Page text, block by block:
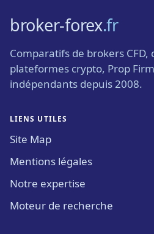
broker-forex.fr
Comparatifs de brokers
plateformes crypto, Prop
indépendants depuis 2008.
LIENS UTILES
Site Map
Mentions légales
Notre expertise
Moteur de recherche